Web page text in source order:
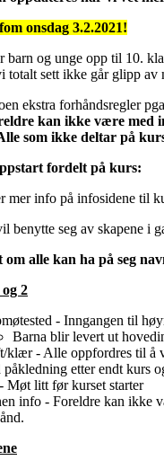
onsdag 3.2.2021!
barn og unge opp til 10.
totalt sett ikke går glipp av
ekstra forhåndsregler
kan ikke være med
som ikke deltar på
fordelt på kurs:
mer info på infosidene til
benytte seg av skapene i
om alle kan ha på seg
2
- Inngangen til
Barna blir levert ut
klær - Alle oppfordres til å
påkledning etter endt kurs
Møt litt før kurset starter
info - Foreldre kan ikke